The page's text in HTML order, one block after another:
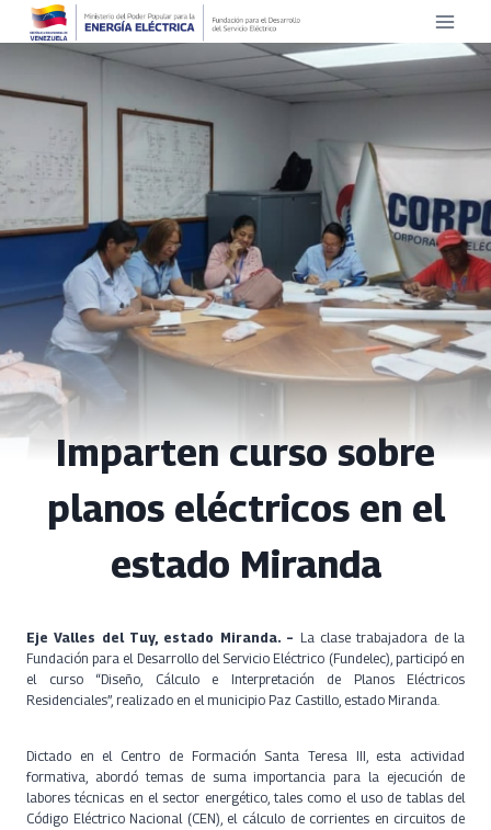
Saltar
contenido
Imparten curso sobre
planos eléctricos en el
estado Miranda
Eje Valles del Tuy, estado Miranda. – La clase trabajadora de la
Fundación para el Desarrollo del Servicio Eléctrico (Fundelec), participó en
el curso “Diseño, Cálculo e Interpretación de Planos Eléctricos
Residenciales”, realizado en el municipio Paz Castillo, estado Miranda.
Dictado en el Centro de Formación Santa Teresa III, esta actividad
formativa, abordó temas de suma importancia para la ejecución de
labores técnicas en el sector energético, tales como el uso de tablas del
Código Eléctrico Nacional (CEN), el cálculo de corrientes en circuitos de